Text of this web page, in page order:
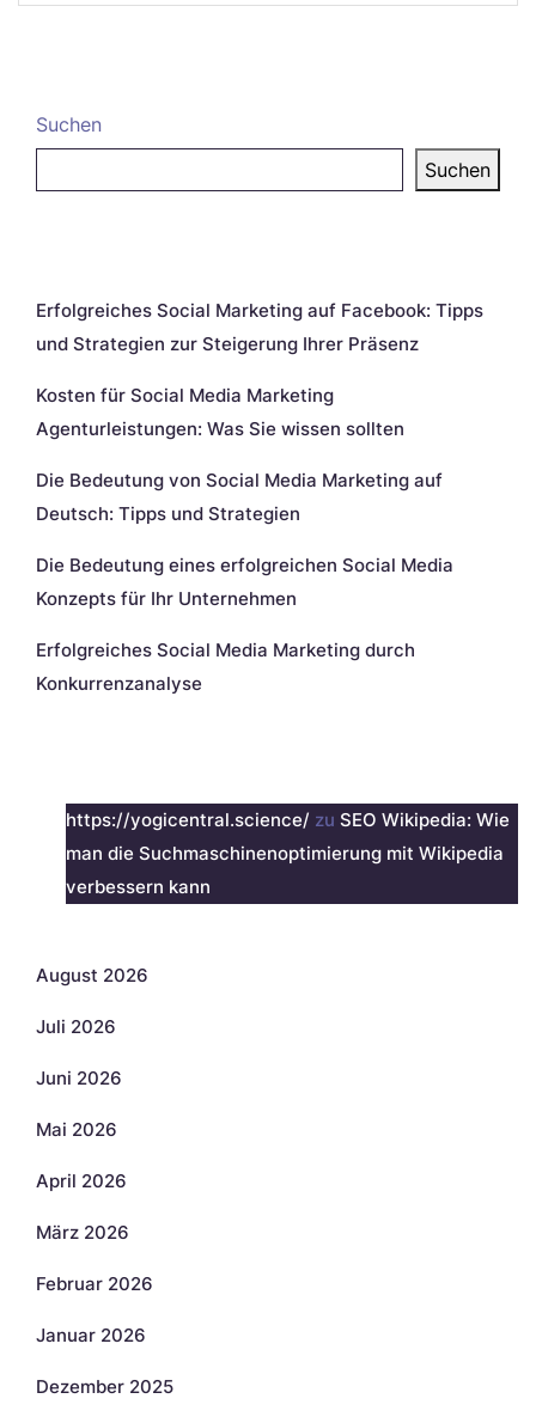
Suchen
Suchen
Erfolgreiches Social Marketing auf Facebook: Tipps
und Strategien zur Steigerung Ihrer Präsenz
Kosten für Social Media Marketing
Agenturleistungen: Was Sie wissen sollten
Die Bedeutung von Social Media Marketing auf
Deutsch: Tipps und Strategien
Die Bedeutung eines erfolgreichen Social Media
Konzepts für Ihr Unternehmen
Erfolgreiches Social Media Marketing durch
Konkurrenzanalyse
https://yogicentral.science/ zu SEO Wikipedia: Wie
man die Suchmaschinenoptimierung mit Wikipedia
verbessern kann
August 2026
Juli 2026
Juni 2026
Mai 2026
April 2026
März 2026
Februar 2026
Januar 2026
Dezember 2025